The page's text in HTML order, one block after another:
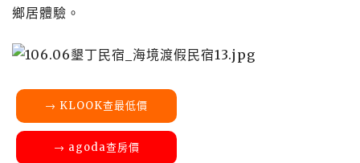
鄉居體驗。
→ KLOOK查最低價
→ agoda查房價